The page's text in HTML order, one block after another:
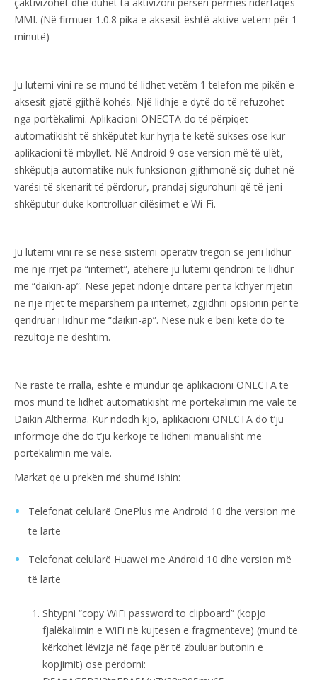
MMI. (Në firmuer 1.0.8 pika e aksesit është aktive vetëm për 1
minutë)
Ju lutemi vini re se mund të lidhet vetëm 1 telefon me pikën e
aksesit gjatë gjithë kohës. Një lidhje e dytë do të refuzohet
nga portëkalimi. Aplikacioni ONECTA do të përpiqet
automatikisht të shkëputet kur hyrja të ketë sukses ose kur
aplikacioni të mbyllet. Në Android 9 ose version më të ulët,
shkëputja automatike nuk funksionon gjithmonë siç duhet në
varësi të skenarit të përdorur, prandaj sigurohuni që të jeni
shkëputur duke kontrolluar cilësimet e Wi-Fi.
Ju lutemi vini re se nëse sistemi operativ tregon se jeni lidhur
me një rrjet pa “internet”, atëherë ju lutemi qëndroni të lidhur
me “daikin-ap”. Nëse jepet ndonjë dritare për ta kthyer rrjetin
në një rrjet të mëparshëm pa internet, zgjidhni opsionin për të
qëndruar i lidhur me “daikin-ap”. Nëse nuk e bëni këtë do të
rezultojë në dështim.
Në raste të rralla, është e mundur që aplikacioni ONECTA të
mos mund të lidhet automatikisht me portëkalimin me valë të
Daikin Altherma. Kur ndodh kjo, aplikacioni ONECTA do t’ju
informojë dhe do t’ju kërkojë të lidheni manualisht me
portëkalimin me valë.
Markat që u prekën më shumë ishin:
Telefonat celularë OnePlus me Android 10 dhe version më
të lartë
Telefonat celularë Huawei me Android 10 dhe version më
të lartë
Shtypni “copy WiFi password to clipboard” (kopjo
fjalëkalimin e WiFi në kujtesën e fragmenteve) (mund të
kërkohet lëvizja në faqe për të zbuluar butonin e
kopjimit) ose përdorni: